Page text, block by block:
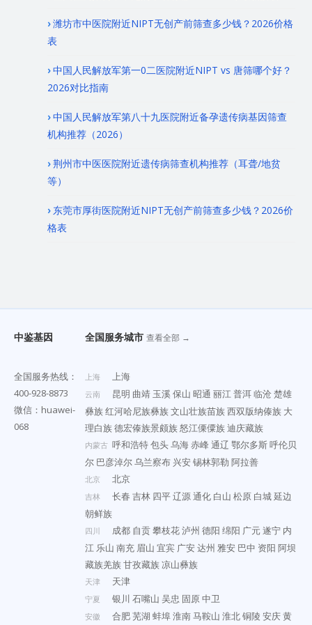
潍坊市中医院附近NIPT无创产前筛查多少钱？2026价格
表
中国人民解放军第一0二医院附近NIPT vs 唐筛哪个好？
2026对比指南
中国人民解放军第八十九医院附近备孕遗传病基因筛查
机构推荐（2026）
荆州市中医医院附近遗传病筛查机构推荐（耳聋/地贫
等）
东莞市厚街医院附近NIPT无创产前筛查多少钱？2026价
格表
中鉴基因
全国服务热线：
400-928-8873
微信：huawei-
068
全国服务城市 查看全部 →
上海 上海
云南 昆明 曲靖 玉溪保山 昭通 丽江普洱临沧楚雄
彝族红河哈尼族彝族文山壮族苗族西双版纳傣族 大
理白族德宏傣族景颇族怒江傈僳族迪庆藏族
内蒙古 呼和浩特包头乌海赤峰通辽 鄂尔多斯呼伦贝
尔 巴彦淖尔乌兰察布 兴安锡林郭勒 阿拉善
北京 北京
吉林 长春 吉林 四平辽源通化 白山 松原 白城延边
朝鲜族
四川 成都 自贡攀枝花泸州 德阳 绵阳 广元遂宁 内
江 乐山 南充 眉山 宜宾 广安达州 雅安 巴中 资阳 阿坝
藏族羌族甘孜藏族凉山彝族
天津 天津
宁夏 银川 石嘴山 吴忠 固原中卫
安徽 合肥芜湖 蚌埠淮南马鞍山 淮北铜陵 安庆黄